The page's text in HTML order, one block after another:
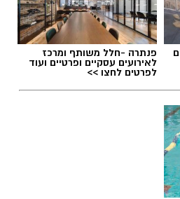
פנתרה -חלל משותף ומרכז
לאירועים עסקיים ופרטיים ועוד
לפרטים לחצו >>